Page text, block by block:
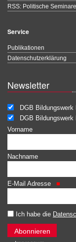
RSS: Politische Seminare
Service
Publikationen
Datenschutzerklärung
Newsletter
DGB Bildungswerk
DGB Bildungswerk
Vorname
Nachname
E-Mail Adresse
Ich habe die